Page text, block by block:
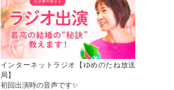
インターネットラジオ【ゆめのたね放送
局】
初回出演時の音声です✨